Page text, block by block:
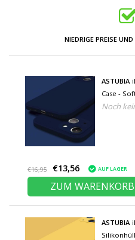
NIEDRIGE PREISE
ASTUBIA
Case -
Noch
€16,95 €13,56 AUF LAGER
ZUM
ASTUBIA